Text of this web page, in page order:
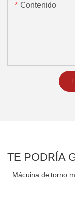
Contenido
TE PODRÍA
Máquina de torno